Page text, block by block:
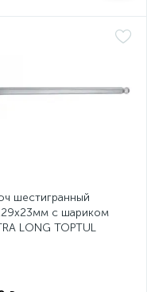
шестигранный
с шариком
LONG TOPTUL